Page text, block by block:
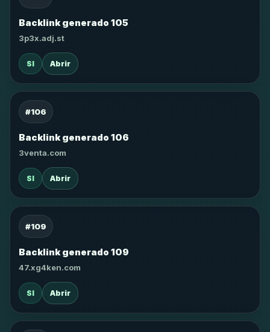
Backlink generado 105
3p3x.adj.st
SI Abrir
#106
Backlink generado 106
3venta.com
SI Abrir
#109
Backlink generado 109
47.xg4ken.com
SI Abrir